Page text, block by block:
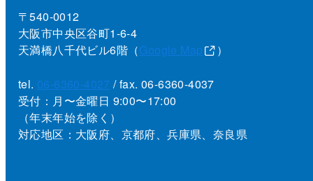
〒540-0012
大阪市中央区谷町1-6-4
天満橋八千代ビル6階（Google Map ）
tel. 06-6360-4027 / fax. 06-6360-4037
受付：月〜金曜日 9:00〜17:00
（年末年始を除く）
対応地区：大阪府、京都府、兵庫県、奈良県